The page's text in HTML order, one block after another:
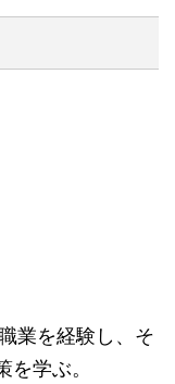
業を経験し、そ
学ぶ。